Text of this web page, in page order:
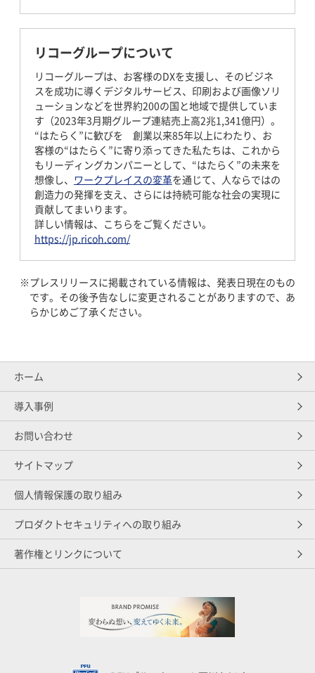
リコーグループについて
リコーグループは、お客様のDXを支援し、そのビジネ
スを成功に導くデジタルサービス、印刷および画像ソリ
ューションなどを世界約200の国と地域で提供していま
す（2023年3月期グループ連結売上高2兆1,341億円）。
“はたらく”に歓びを 創業以来85年以上にわたり、お
客様の“はたらく”に寄り添ってきた私たちは、これから
もリーディングカンパニーとして、“はたらく”の未来を
想像し、 ワークプレイスの変革を通じて、人ならではの
創造力の発揮を支え、さらには持続可能な社会の実現に
貢献してまいります。
詳しい情報は、こちらをご覧ください。
https://jp.ricoh.com/
プレスリリースに掲載されている情報は、発表日現在のもの
です。その後予告なしに変更されることがありますので、あ
らかじめご了承ください。
ホーム
導入事例
お問い合わせ
サイトマップ
個人情報保護の取り組み
プロダクトセキュリティへの取り組み
著作権とリンクについて